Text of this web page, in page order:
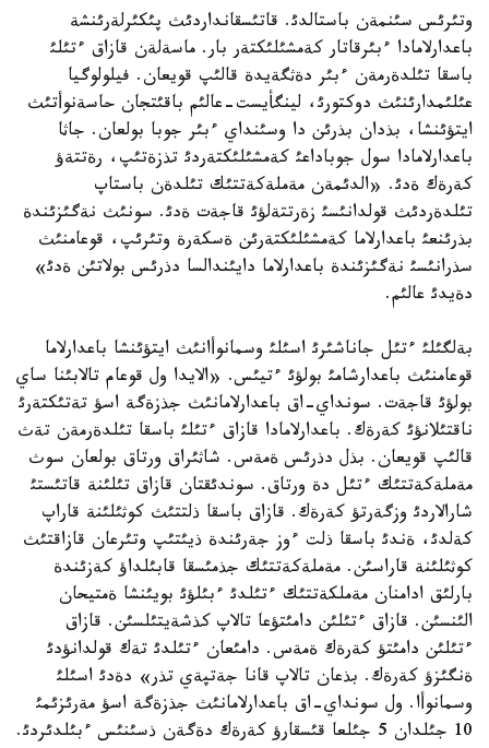
وتئرئس سئنمةن باستالدئ. قاتئسقانداردئث پئكئرلةرئنشة
باعدارلامادا ءبئرقاتار كةمشئلئكتةر بار. ماسةلةن قازاق ءتئلئ
باسقا تئلدةرمةن ءبئر دةثگةيدة قالئپ قويعان. فيلولوگيا
عئلئمدارئنئث دوكتورئ، لينگأيست-عالئم باقئتجان حاسةنوأتئث
ايتؤئنشا، بذدان بذرئن دا وسئنداي ءبئر جوبا بولعان. جاثا
باعدارلامادا سول جوباداعئ كةمشئلئكتةردئ تذزةتئپ، رةتتةؤ
كةرةك ةدئ. «الدئمةن مةملةكةتتئك تئلدةن باستاپ
تئلدةردئث قولدانئسئ زةرتتةلؤئ قاجةت ةدئ. سونئث نةگئزئندة
بذرئنعئ باعدارلاما كةمشئلئكتةرئن ةسكةرة وتئرئپ، قوعامنئث
سذرانئسئ نةگئزئندة باعدارلاما دايئندالسا دذرئس بولاتئن ةدئ»
دةيدئ عالئم.
بةلگئلئ ءتئل جاناشئرئ اسئلئ وسمانوأانئث ايتؤئنشا باعدارلاما
قوعامنئث باعدارشامئ بولؤئ ءتيئس. «الايدا ول قوعام تالابئنا ساي
بولؤئ قاجةت. سونداي-اق باعدارلامانئث جذزةگة اسؤ تةتئكتةرئ
ناقتئلانؤئ كةرةك. باعدارلامادا قازاق ءتئلئ باسقا تئلدةرمةن تةث
قالئپ قويعان. بذل دذرئس ةمةس. شاثئراق ورتاق بولعان سوث
مةملةكةتتئك ءتئل دة ورتاق. سوندئقتان قازاق تئلئنة قاتئستئ
شارالاردئ وزگةرتؤ كةرةك. قازاق باسقا ذلتتئث كوثئلئنة قاراپ
كةلدئ، ةندئ باسقا ذلت ءوز جةرئندة ذيئتئپ وتئرعان قازاقتئث
كوثئلئنة قاراسئن. مةملةكةتتئك جذمئسقا قابئلداؤ كةزئندة
بارلئق ادامنان مةملكةتتئك ءتئلدئ ءبئلؤئ بويئنشا ةمتيحان
الئنسئن. قازاق ءتئلئن دامئتؤعا تالاپ كذشةيتئلسئن. قازاق
ءتئلئن دامئتؤ كةرةك ةمةس. دامئعان ءتئلدئ تةك قولدانؤدئ
ةنگئزؤ كةرةك. بذعان تالاپ قانا جةتپةي تذر» دةدئ اسئلئ
وسمانوأا. ول سونداي-اق باعدارلامانئث جذزةگة اسؤ مةرئزئمئ
10 جئلدان 5 جئلعا قئسقارؤ كةرةك دةگةن ذسئنئس ءبئلدئردئ.